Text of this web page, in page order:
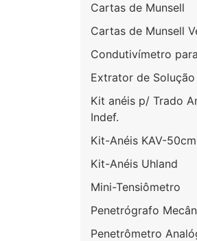
Cartas de Munsell
Cartas de Munsell
Condutivímetro
Extrator de
Kit anéis p/ Trado
Indef.
Kit-Anéis KAV-
Kit-Anéis Uhland
Mini-Tensiômetro
Penetrógrafo
Penetrômetro